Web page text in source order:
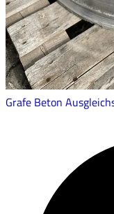
Grafe Beton